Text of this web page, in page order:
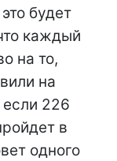
будет
каждый
на то,
на
если 226
в
одного